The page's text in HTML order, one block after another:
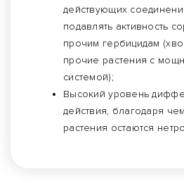
действующих
подавлять активность
прочим гербицидам
прочие растения с
системой);
Высокий уровень
действия, благодаря
растения остаются